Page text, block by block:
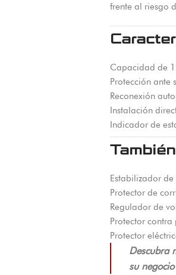
frente al riesgo
Capacidad de
Protección ante
Reconexión
Instalación
Indicador de
Estabilizador
Protector de
Regulador de
Protector contra
Protector
Descubra
su